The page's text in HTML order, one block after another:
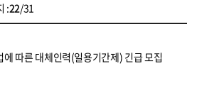
:22/31
에 따른 대체인력(일용기간제) 긴급 모집